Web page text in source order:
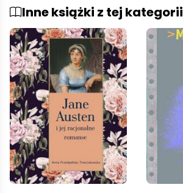
Inne książki z tej kategorii